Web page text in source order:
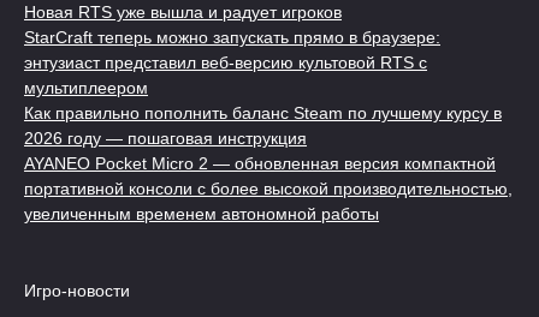
Новая RTS уже вышла и радует игроков
StarCraft теперь можно запускать прямо в браузере:
энтузиаст представил веб-версию культовой RTS с
мультиплеером
Как правильно пополнить баланс Steam по лучшему курсу в
2026 году — пошаговая инструкция
AYANEO Pocket Micro 2 — обновленная версия компактной
портативной консоли с более высокой производительностью,
увеличенным временем автономной работы
Игро-новости